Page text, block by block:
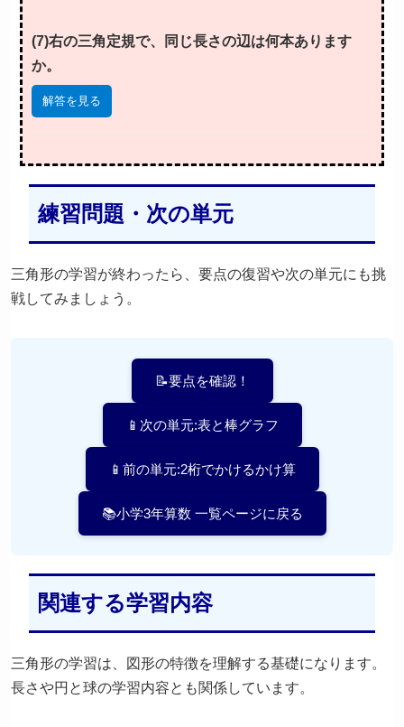
(7)右の三角定規で、同じ長さの辺は何本あります
か。
解答を見る
練習問題・次の単元
三角形の学習が終わったら、要点の復習や次の単元にも挑
戦してみましょう。
📝要点を確認！
📱次の単元:表と棒グラフ
📱前の単元:2桁でかけるかけ算
📚小学3年算数 一覧ページに戻る
関連する学習内容
三角形の学習は、図形の特徴を理解する基礎になります。
長さや円と球の学習内容とも関係しています。